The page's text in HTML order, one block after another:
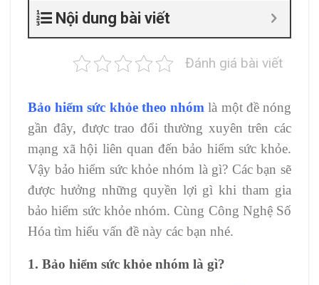
Nội dung bài viết
Đánh giá bài viết
Bảo hiểm sức khỏe theo nhóm là một đề nóng
gần đây, được trao đổi thường xuyên trên các
mạng xã hội liên quan đến bảo hiểm sức khỏe.
Vậy bảo hiểm sức khỏe nhóm là gì? Các bạn sẽ
được hưởng những quyền lợi gì khi tham gia
bảo hiểm sức khỏe nhóm. Cùng Công Nghệ Số
Hóa tìm hiểu vấn đề này các bạn nhé.
1. Bảo hiểm sức khỏe nhóm là gì?